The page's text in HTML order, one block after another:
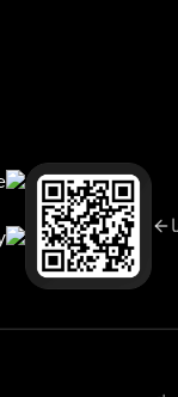
السوق اليوم
سبوت لايت
تعلّم
المدونة